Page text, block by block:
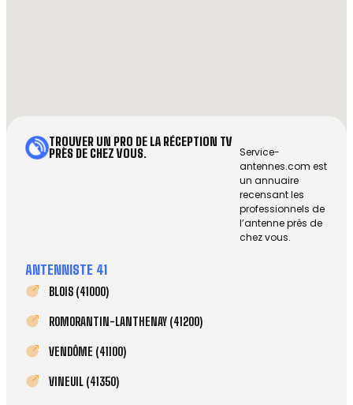
TROUVER UN PRO DE LA RÉCEPTION TV
PRÈS DE CHEZ VOUS.
Service-
antennes.com est
un annuaire
recensant les
professionnels de
l’antenne près de
chez vous.
ANTENNISTE 41
BLOIS (41000)
ROMORANTIN-LANTHENAY (41200)
VENDÔME (41100)
VINEUIL (41350)